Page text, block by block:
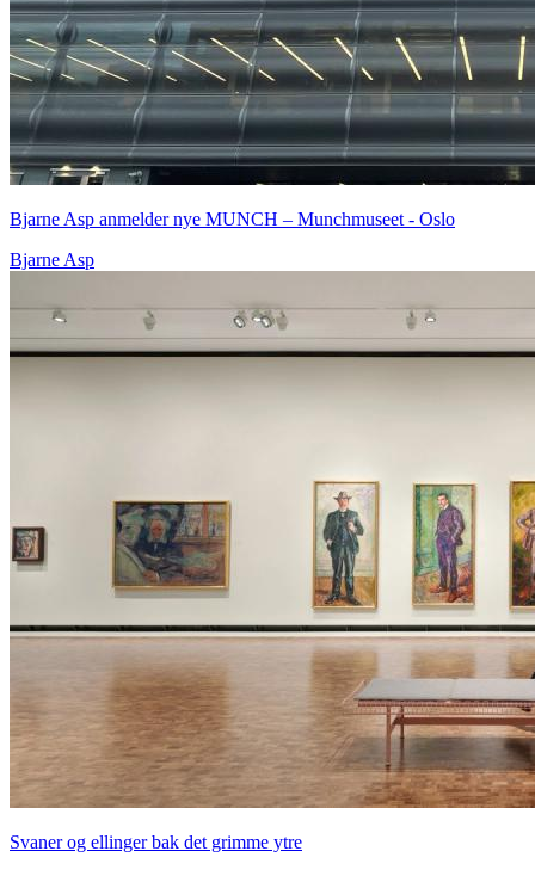
Bjarne Asp anmelder nye MUNCH – Munchmuseet - Oslo
Bjarne Asp
Svaner og ellinger bak det grimme ytre